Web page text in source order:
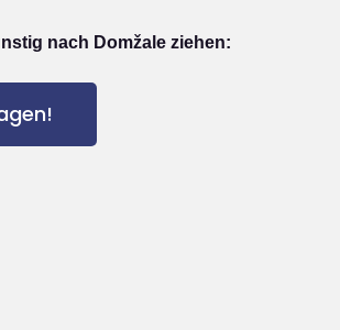
nach Domžale ziehen: